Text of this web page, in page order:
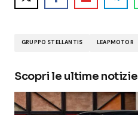
GRUPPO STELLANTIS LEAPMOTOR
Scopri le ultime notizie